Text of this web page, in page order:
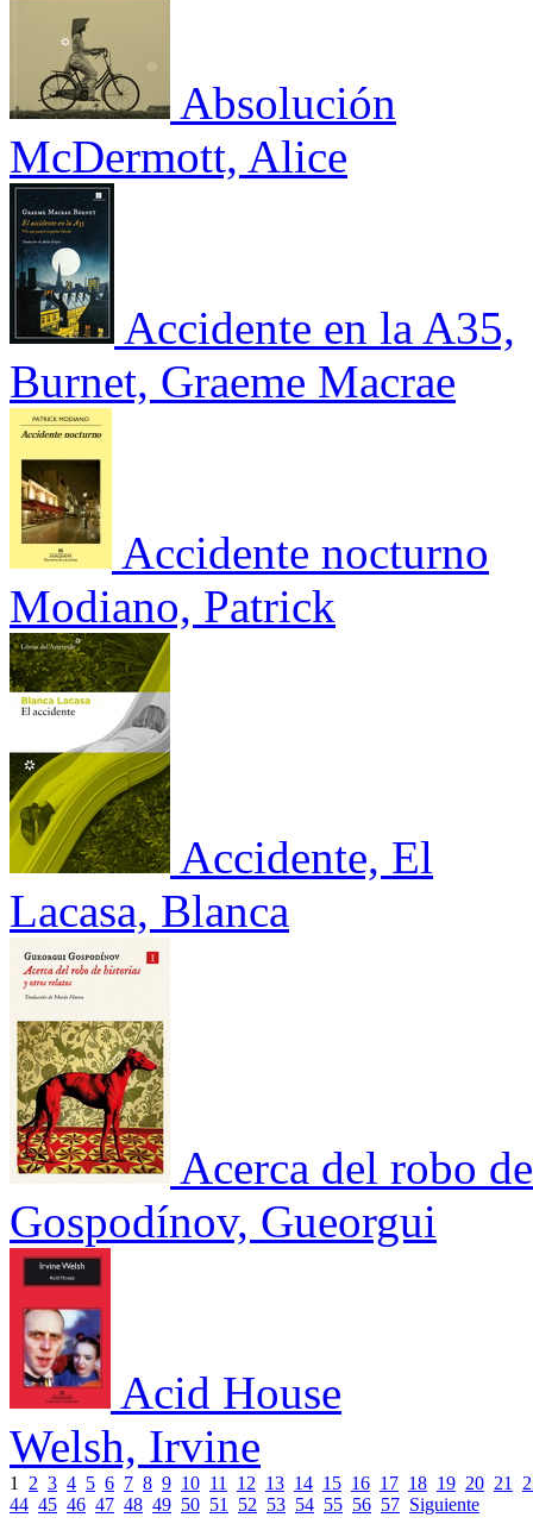
Absolución
McDermott, Alice
Accidente en la A35,
Burnet, Graeme Macrae
Accidente nocturno
Modiano, Patrick
Accidente, El
Lacasa, Blanca
Acerca del robo
Gospodínov, Gueorgui
Acid House
Welsh, Irvine
1 2 3 4 5 6 7 8 9 10 11 12 13 14 15 16 17 18 19 20 21
44 45 46 47 48 49 50 51 52 53 54 55 56 57 Siguiente